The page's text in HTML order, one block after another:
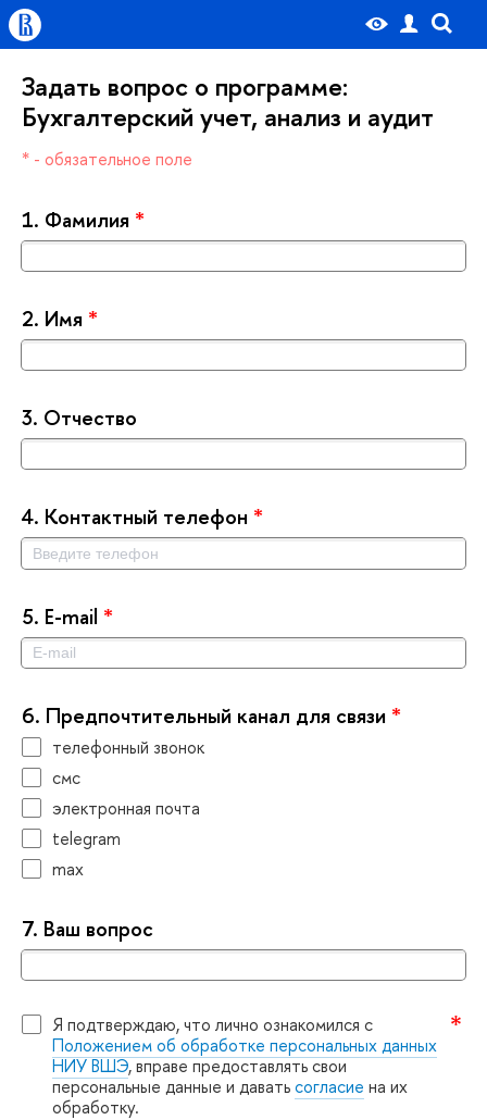
Задать вопрос о программе:
Бухгалтерский учет, анализ и аудит
* - обязательное поле
1. Фамилия *
2. Имя *
3. Отчество
4. Контактный телефон *
5. E-mail *
6. Предпочтительный канал для связи *
телефонный звонок
смс
электронная почта
telegram
max
7. аш вопрос
Я подтверждаю, что лично ознакомился с
Положением об обработке персональных данных
НИУ ВШЭ, вправе предоставлять свои
персональные данные и даватьсогласие на их
обработку.